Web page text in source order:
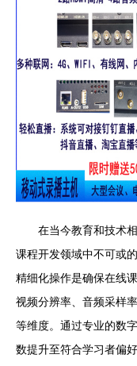
在当今教育和技术
课程开发领域中不可或
精细化操作是确保在线
视频分辨率、音频采样
等维度。通过专业的数
数提升至符合学习者偏